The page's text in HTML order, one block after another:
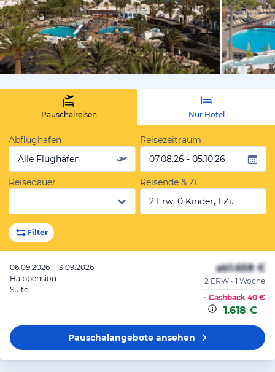
vom
Pauschalreisen Nur Hotel
Abflughafen
Alle Flughäfen
Reisezeitraum
07.08.26 - 05.10.26
Reisedauer
Reisende & Zi.
2 Erw, 0 Kinder, 1 Zi.
Filter
06.09.2026 - 13.09.2026
Halbpension
Suite
ab1.658 €
2 ERW • 1 Woche
- Cashback 40 €
1.618 €
Pauschalangeboteansehen